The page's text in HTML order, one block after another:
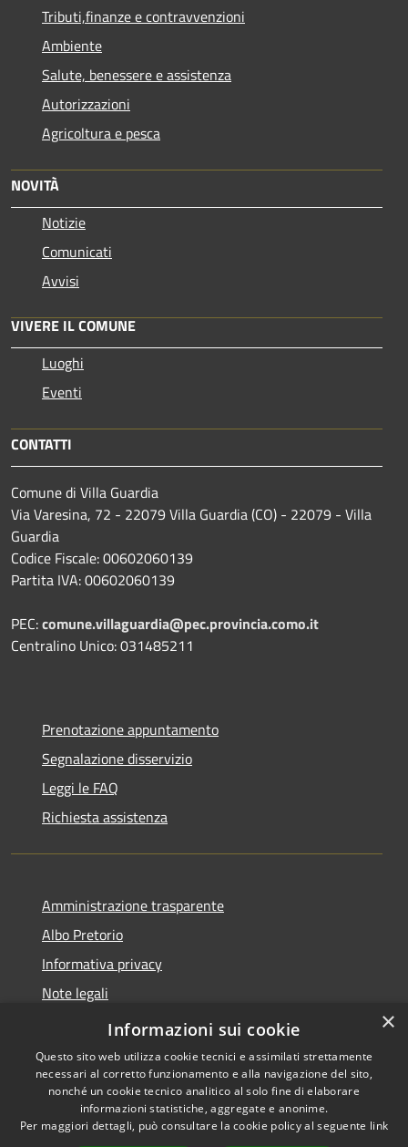
Tributi,finanze e contravvenzioni
Ambiente
Salute, benessere e assistenza
Autorizzazioni
Agricoltura e pesca
NOVITÀ
Notizie
Comunicati
Avvisi
VIVERE IL COMUNE
Luoghi
Eventi
CONTATTI
Comune di Villa Guardia
Via Varesina, 72 - 22079 Villa Guardia (CO) - 22079 - Villa
Guardia
Codice Fiscale: 00602060139
Partita IVA: 00602060139
PEC:comune.villaguardia@pec.provincia.como.it
Centralino Unico: 031485211
Prenotazione appuntamento
Segnalazione disservizio
Leggi le FAQ
Richiesta assistenza
Amministrazione trasparente
Albo Pretorio
Informativa privacy
Note legali
Dichiarazione di accessibilità
Accessibilità
Copyright © 2026 • Comune di
Villa Guardia • Powered by
×
Informazioni sui cookie
Questo sito web utilizza cookie tecnici e assimilati strettamente
necessari al corretto funzionamento e alla navigazione del sito,
nonché un cookie tecnico analitico al solo fine di elaborare
informazioni statistiche, aggregate e anonime.
Per maggiori dettagli, può consultare la cookie policy al seguente link